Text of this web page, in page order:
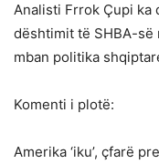
Analisti Frrok Çupi ka
dështimit të SHBA-së
mban politika
Komenti i plotë:
Amerika ‘iku’, çfarë